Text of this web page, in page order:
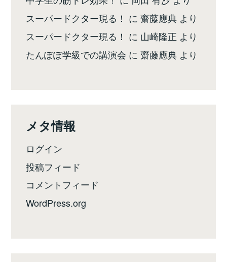
スーパードクター現る！ に齋藤應典 より
スーパードクター現る！ に 山崎隆正 より
たんぽぽ学級での講演会 に齋藤應典 より
メタ情報
ログイン
投稿フィード
コメントフィード
WordPress.org